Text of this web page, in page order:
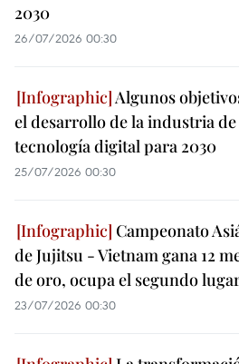
2030
26/07/2026 00:30
Algunos
el desarrollo de la industria de
tecnología digital para 2030
25/07/2026 00:30
Campeonato
de Jujitsu - Vietnam gana 12
de oro, ocupa el segundo
23/07/2026 00:30